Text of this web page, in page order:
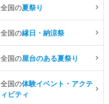
全国の夏祭り
全国の縁日・納涼祭
全国の屋台のある夏祭り
全国の体験イベント・アクテ
ィビティ